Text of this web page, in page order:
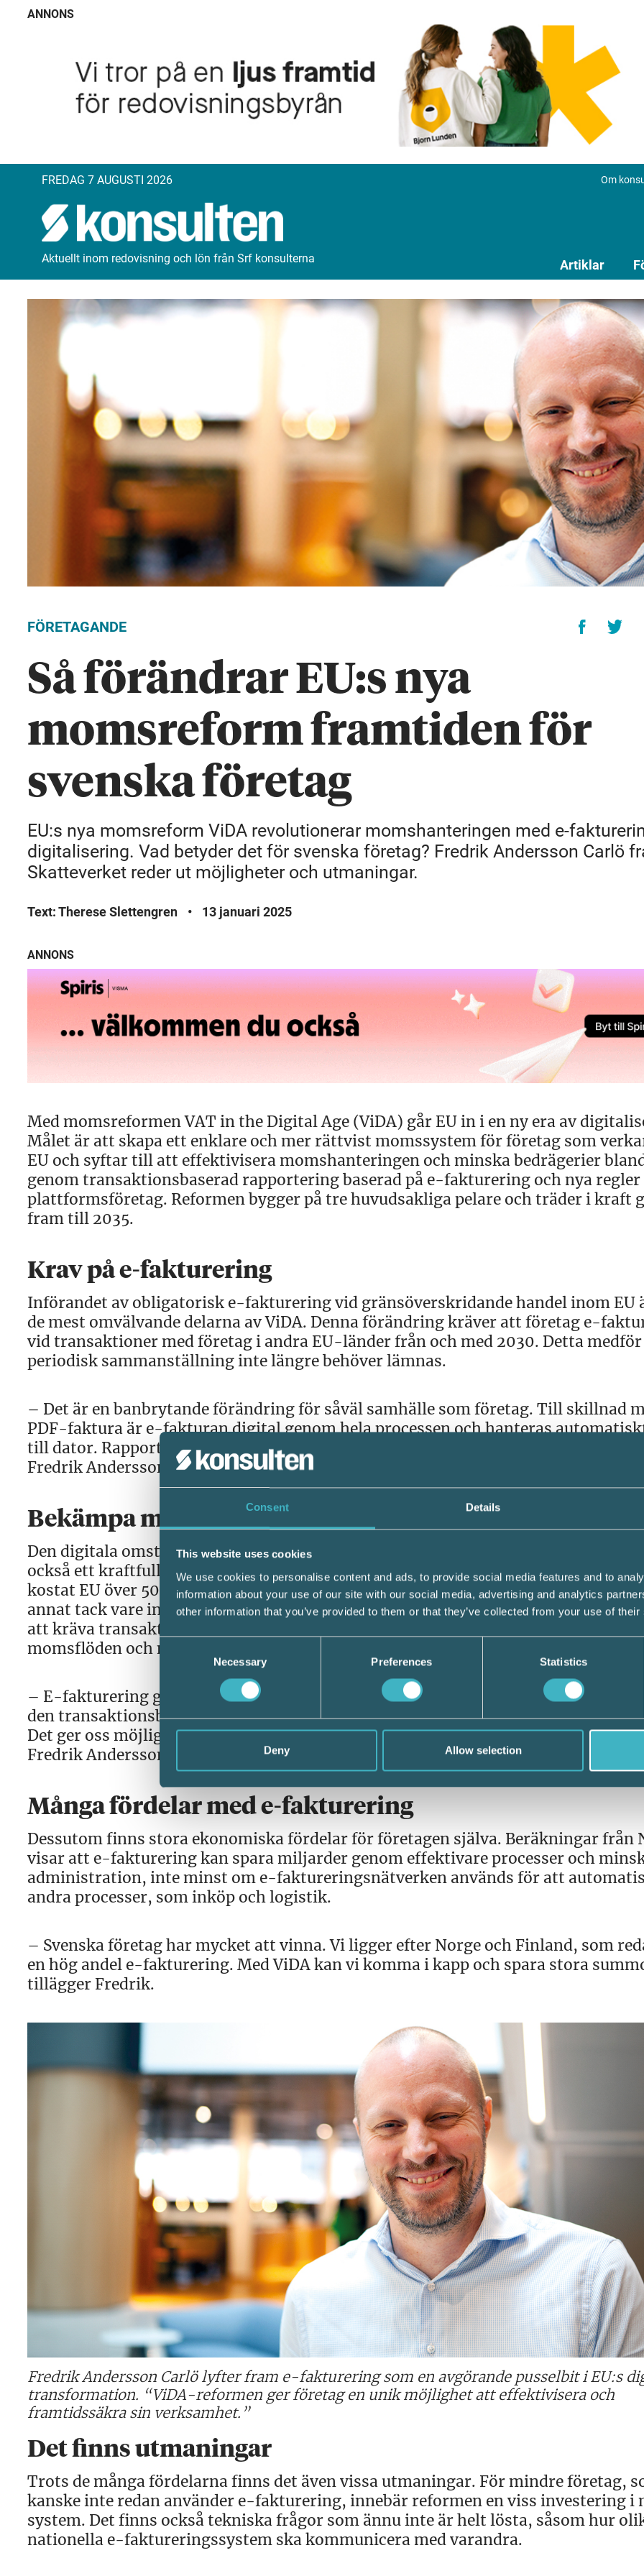
Consent Details
This website uses cookies
We use cookies to personalise content and ads, to provide social media features and to
information about your use of our site with our social media, advertising and analytics
other information that you’ve provided to them or that they’ve collected from your use of
Consent
Necessary Preferences Statistics
Deny Allow selection
ANNONS
FREDAG 7 AUGUSTI 2026 Om
Aktuellt inom redovisning och lön från Srf konsulterna Artiklar
FÖRETAGANDE
Så förändrar EU:s nya
momsreform framtiden för
svenska företag
EU:s nya momsreform ViDA revolutionerar momshanteringen med e-
digitalisering. Vad betyder det för svenska företag? Fredrik Andersson Carlö
Skatteverket reder ut möjligheter och utmaningar.
Text: Therese Slettengren • 13 januari 2025
ANNONS
Med momsreformen VAT in the Digital Age (ViDA) går EU in i en ny era av
Målet är att skapa ett enklare och mer rättvist momssystem för företag som
EU och syftar till att effektivisera momshanteringen och minska bedrägerier
genom transaktionsbaserad rapportering baserad på e-fakturering och nya
plattformsföretag. Reformen bygger på tre huvudsakliga pelare och träder i kraft
fram till 2035.
Krav på e-fakturering
Införandet av obligatorisk e-fakturering vid gränsöverskridande handel inom EU
de mest omvälvande delarna av ViDA. Denna förändring kräver att företag e-
vid transaktioner med företag i andra EU-länder från och med 2030. Detta
periodisk sammanställning inte längre behöver lämnas.
– Det är en banbrytande förändring för såväl samhälle som företag. Till skillnad
PDF-faktura är e-fakturan digital genom hela processen och hanteras
till dator. Rapporteringen sker i realtid och ersätter dagens manuella system,
Fredrik Andersson Carlö.
Bekämpa momsbedrägerier
Den digitala omställningen innebär inte bara effektivare momsrapportering, utan
också ett kraftfullt verktyg för att bekämpa momsbedrägerier. Dessa har
kostat EU över 50 miljarder euro om året, men har de senaste åren krympt
annat tack vare införandet av transaktionsbaserad rapportering i utsatta länder.
att kräva transaktionsbaserad rapportering kan myndigheterna få bättre insyn i
momsflöden och minska risken för bedrägerier.
– E-fakturering gör inte bara momsrapporteringen enklare, utan är tillsammans
den transaktionsbaserade rapporteringen ett kraftfullt verktyg mot kriminella
Det ger oss möjlighet att agera snabbare och stoppa felaktiga utbetalningar, säger
Fredrik Andersson Carlö.
Många fördelar med e-fakturering
Dessutom finns stora ekonomiska fördelar för företagen själva. Beräkningar från
visar att e-fakturering kan spara miljarder genom effektivare processer och
administration, inte minst om e-faktureringsnätverken används för att
andra processer, som inköp och logistik.
– Svenska företag har mycket att vinna. Vi ligger efter Norge och Finland, som
en hög andel e-fakturering. Med ViDA kan vi komma i kapp och spara stora
tillägger Fredrik.
Fredrik Andersson Carlö lyfter fram e-fakturering som en avgörande pusselbit i EU:s
transformation. “ViDA-reformen ger företag en unik möjlighet att effektivisera och
framtidssäkra sin verksamhet.”
Det finns utmaningar
Trots de många fördelarna finns det även vissa utmaningar. För mindre företag,
kanske inte redan använder e-fakturering, innebär reformen en viss investering i
system. Det finns också tekniska frågor som ännu inte är helt lösta, såsom hur
nationella e-faktureringssystem ska kommunicera med varandra.